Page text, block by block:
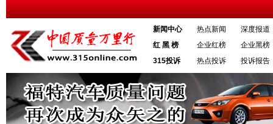
新闻中心 热点新闻
深度报道
红 黑 榜
企业红榜
企业黑榜
315投诉
热点投诉 投诉报告